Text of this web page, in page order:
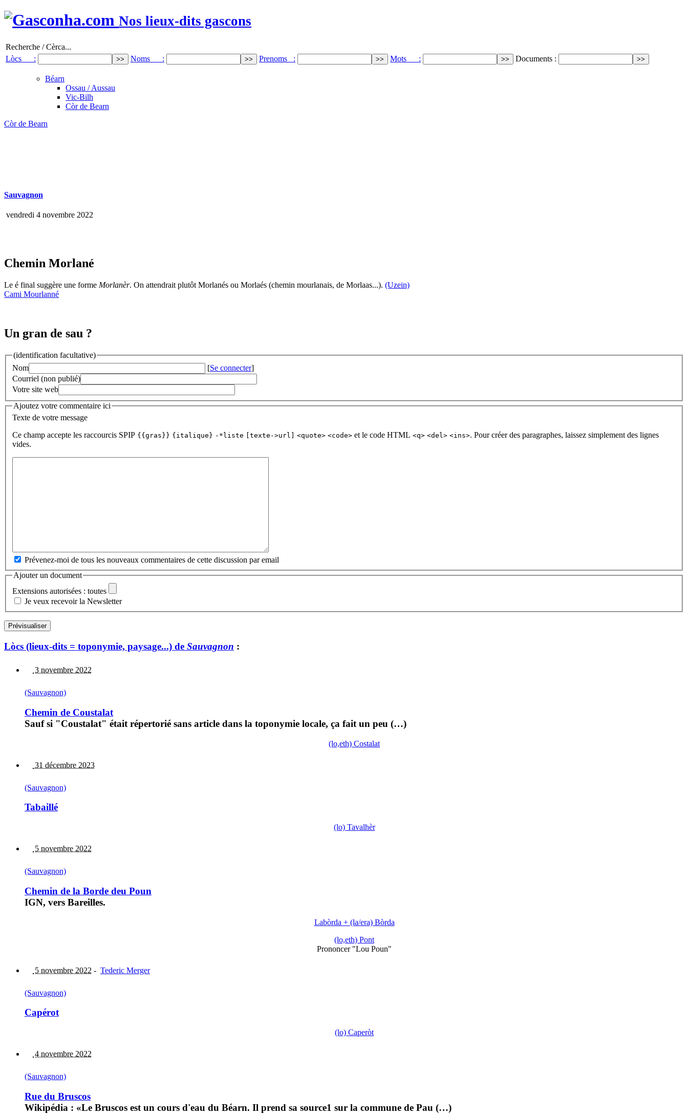
Nos lieux-dits gascons
Recherche / Cèrca...
Lòcs :
Noms : Prenoms : Mots : Documents :
Béarn
Ossau / Aussau
Vic-Bilh
Còr de Bearn
Còr de Bearn
Sauvagnon
vendredi 4 novembre 2022
Chemin Morlané
Le é final suggère une forme Morlanèr. On attendrait plutôt Morlanés ou Morlaés (chemin mourlanais, de Morlaas...). (Uzein)
Cami Mourlanné
Un gran de sau ?
(identification facultative)
Nom
[Se connecter]
Courriel (non publié)
Votre site web
Ajoutez votre commentaire ici
Texte de votre message
Ce champ accepte les raccourcis SPIP {{gras}} {italique} -*liste [texte->url] <quote> <code> et le code HTML <q> <del> <ins>. Pour créer des paragraphes, laissez simplement des lignes
vides.
Prévenez-moi de tous les nouveaux commentaires de cette discussion par email
Ajouter un document
Extensions autorisées : toutes
Je veux recevoir la Newsletter
Lòcs (lieux-dits = toponymie, paysage...) de Sauvagnon :
3 novembre 2022
(Sauvagnon)
Chemin de Coustalat
Sauf si "Coustalat" était répertorié sans article dans la toponymie locale, ça fait un peu (…)
(lo,eth) Costalat
31 décembre 2023
(Sauvagnon)
Tabaillé
(lo) Tavalhèr
5 novembre 2022
(Sauvagnon)
Chemin de la Borde deu Poun
IGN, vers Bareilles.
Labòrda + (la/era) Bòrda
(lo,eth) Pont
Prononcer "Lou Poun"
5 novembre 2022 - Tederic Merger
(Sauvagnon)
Capérot
(lo) Caperòt
4 novembre 2022
(Sauvagnon)
Rue du Bruscos
Wikipédia : «Le Bruscos est un cours d'eau du Béarn. Il prend sa source1 sur la commune de Pau (…)